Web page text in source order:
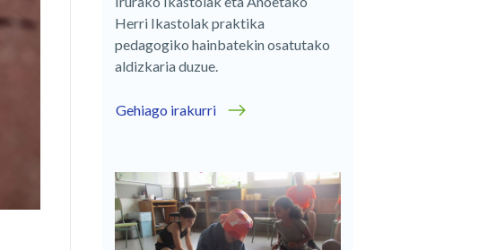
Herri Ikastolak praktika
pedagogiko hainbatekin osatutako
aldizkaria duzue.
Gehiago irakurri